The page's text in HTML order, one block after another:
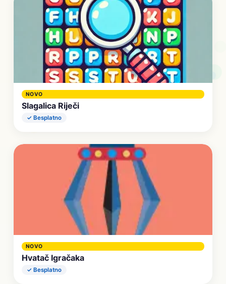
NOVO
Slagalica Riječi
✓ Besplatno
NOVO
Hvatač Igračaka
✓ Besplatno